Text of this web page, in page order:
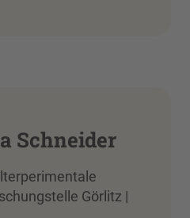
Schneider
Görlitz |